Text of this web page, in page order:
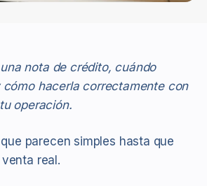
nota de crédito, cuándo
cómo hacerla correctamente con
operación.
parecen simples hasta que
real.